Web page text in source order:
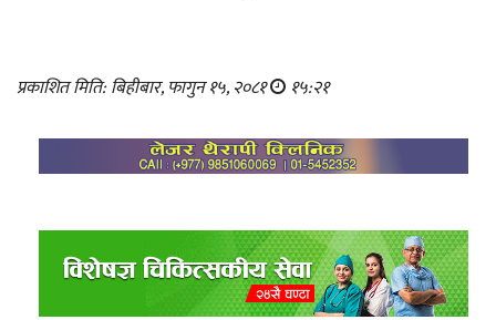
प्रकाशित मिति: बिहीबार, फागुन १५, २०८१ १५:२१